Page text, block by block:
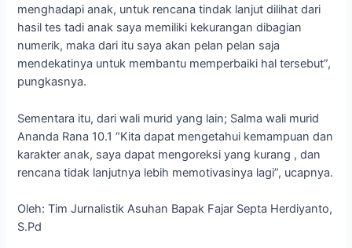
menghadapi anak, untuk rencana tindak lanjut dilihat dari
hasil tes tadi anak saya memiliki kekurangan dibagian
numerik, maka dari itu saya akan pelan pelan saja
mendekatinya untuk membantu memperbaiki hal tersebut”,
pungkasnya.
Sementara itu, dari wali murid yang lain; Salma wali murid
Ananda Rana 10.1 “Kita dapat mengetahui kemampuan dan
karakter anak, saya dapat mengoreksi yang kurang , dan
rencana tidak lanjutnya lebih memotivasinya lagi”, ucapnya.
Oleh: Tim Jurnalistik Asuhan Bapak Fajar Septa Herdiyanto,
S.Pd